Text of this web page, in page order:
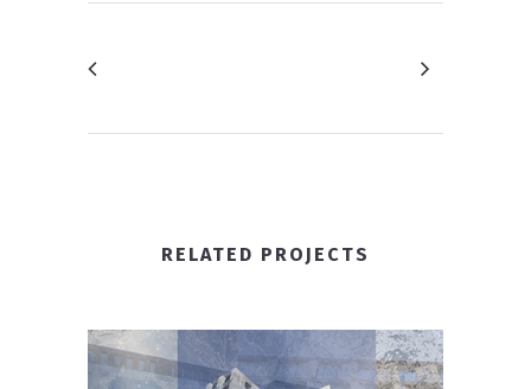
RELATED PROJECTS